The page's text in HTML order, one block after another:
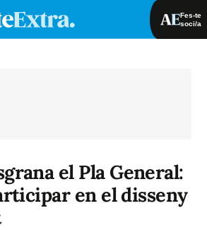
Fes-te
soci/a
el Pla General:
en el disseny